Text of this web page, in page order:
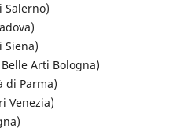
Salerno)
Siena)
Arti Bologna)
di Parma)
Venezia)